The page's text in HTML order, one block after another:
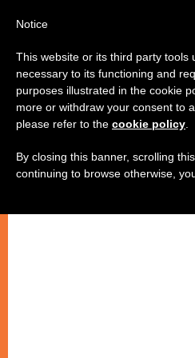
للحروب باسم الدين
Notice
This website or its third party tools
necessary to its functioning and
purposes illustrated in the cookie
more or withdraw your consent to
please refer to the cookie policy
By closing this banner, scrolling
continuing to browse otherwise,